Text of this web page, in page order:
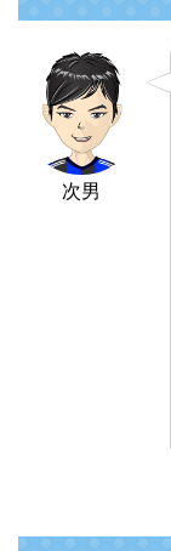
次男